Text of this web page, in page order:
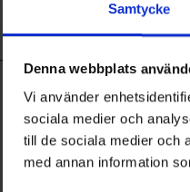
Samtycke
Denna webbplats
Vi använder
sociala medier och
till de sociala medier och
med annan information
Koppling med
IFISH
849 kr